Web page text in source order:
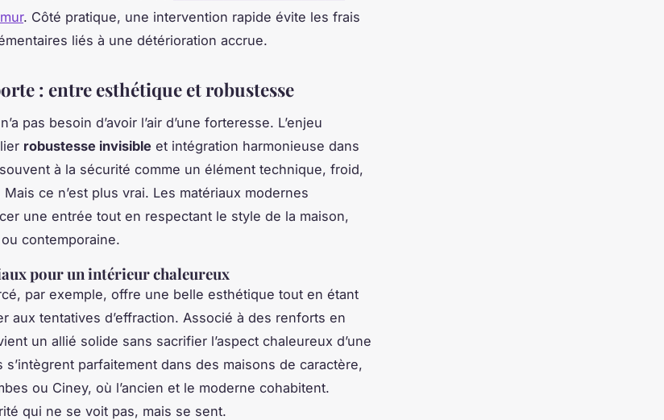
. Côté pratique, une intervention rapide évite les frais
liés à une détérioration accrue.
: entre esthétique et robustesse
pas besoin d’avoir l’air d’une forteresse. L’enjeu
robustesse invisible et intégration harmonieuse dans
à la sécurité comme un élément technique, froid,
ce n’est plus vrai. Les matériaux modernes
une entrée tout en respectant le style de la maison,
contemporaine.
pour un intérieur chaleureux
par exemple, offre une belle esthétique tout en étant
aux tentatives d’effraction. Associé à des renforts en
un allié solide sans sacrifier l’aspect chaleureux d’une
parfaitement dans des maisons de caractère,
ou Ciney, où l’ancien et le moderne cohabitent.
qui ne se voit pas, mais se sent.